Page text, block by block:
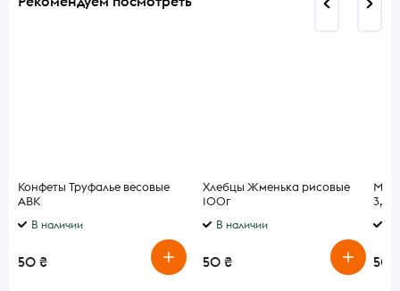
Конфеты Труфалье весовые
АВК
В наличии
50 ₴
Хлебцы Жменька рисовые
100г
В наличии
50 ₴ 50